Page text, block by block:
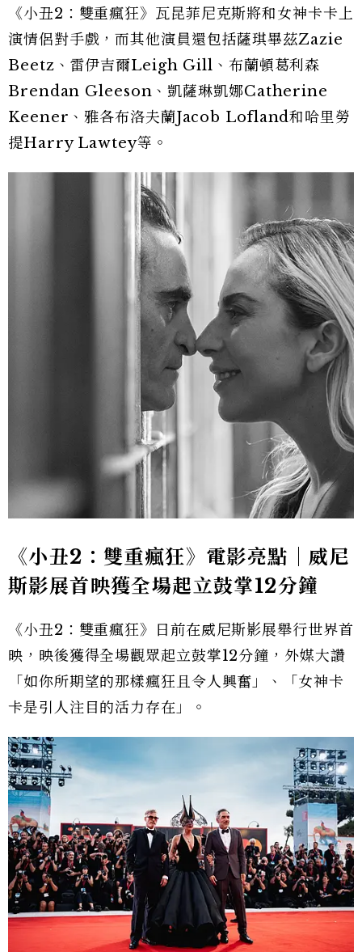
《小丑2：雙重瘋狂》瓦昆菲尼克斯將和女神卡卡上
演情侶對手戲，而其他演員還包括薩琪畢茲Zazie
Beetz、雷伊吉爾Leigh Gill、布蘭頓葛利森
Brendan Gleeson、凱薩琳凱娜Catherine
Keener、雅各布洛夫蘭Jacob Lofland和哈里勞
提Harry Lawtey等。
《小丑2：雙重瘋狂》電影亮點｜威尼
斯影展首映獲全場起立鼓掌12分鐘
《小丑2：雙重瘋狂》日前在威尼斯影展舉行世界首
映，映後獲得全場觀眾起立鼓掌12分鐘，外媒大讚
「如你所期望的那樣瘋狂且令人興奮」、「女神卡
卡是引人注目的活力存在」。